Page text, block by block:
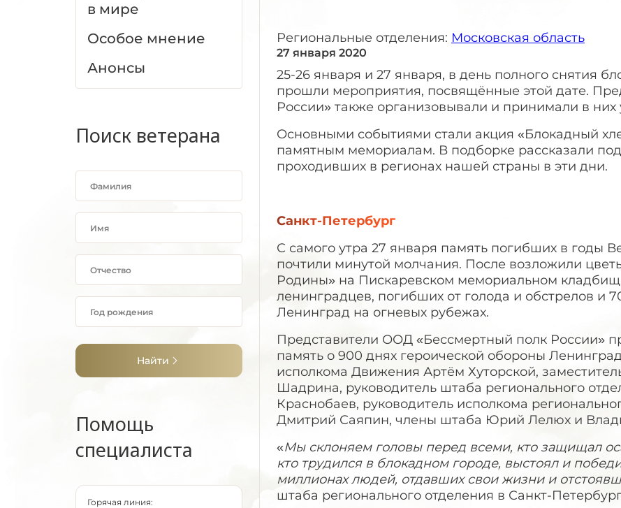
в мире
Особое мнение
Анонсы
Поиск ветерана
Найти
Помощь
специалиста
Горячая линия:
Региональные отделения: Московская область
27 января 2020
25-26 января и 27 января, в день полного снятия
прошли мероприятия, посвящённые этой дате.
России» также организовывали и принимали в них
Основными событиями стали акция «Блокадный
памятным мемориалам. В подборке рассказали
проходивших в регионах нашей страны в эти дни.
Санкт-Петербург
С самого утра 27 января память погибших в годы
почтили минутой молчания. После возложили
Родины» на Пискаревском мемориальном
ленинградцев, погибших от голода и обстрелов и
Ленинград на огневых рубежах.
Представители ООД «Бессмертный полк России»
память о 900 днях героической обороны
исполкома Движения Артём Хуторской,
Шадрина, руководитель штаба регионального
Краснобаев, руководитель исполкома
Дмитрий Саяпин, члены штаба Юрий Лелюх и
«Мы склоняем головы перед всеми, кто защищал
кто трудился в блокадном городе, выстоял и
миллионах людей, отдавших свои жизни и
штаба регионального отделения в Санкт-